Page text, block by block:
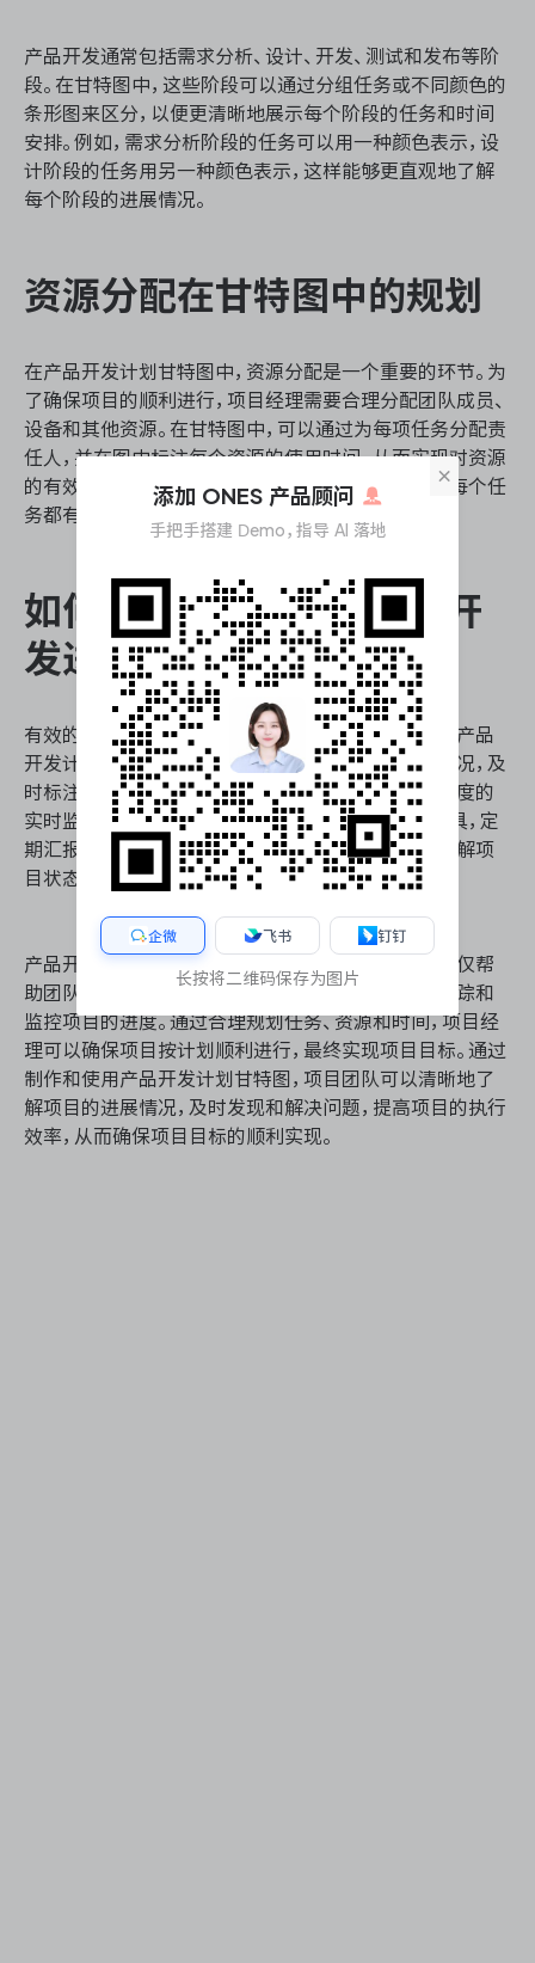
产品开发通常包括需求分析、设计、开发、测试和发布等阶
段。在甘特图中，这些阶段可以通过分组任务或不同颜色的
条形图来区分，以便更清晰地展示每个阶段的任务和时间
安排。例如，需求分析阶段的任务可以用一种颜色表示，设
计阶段的任务用另一种颜色表示，这样能够更直观地了解
每个阶段的进展情况。
资源分配在甘特图中的规划
在产品开发计划甘特图中，资源分配是一个重要的环节。为
了确保项目的顺利进行，项目经理需要合理分配团队成员、
设备和其他资源。在甘特图中，可以通过为每项任务分配责
任人，并在图中标注每个资源的使用时间，从而实现对资源
的有效管理。这样不仅可以避免资源冲突，还能确保每个任
务都有足够的资源支持。
如何有效跟踪与监控产品开
发进度
有效的跟踪与监控是确保项目按计划进行的关键。在产品
开发计划甘特图中，可以通过定期更新任务的进展情况，及
时标注完成的任务和延误的任务，从而实现对项目进度的
实时监控。此外，可以使用进度报告和会议记录等工具，定
期汇报和讨论项目的进展情况，确保团队成员及时了解项
目状态，并根据需要调整计划。
产品开发计划甘特图是项目管理中的重要工具，它不仅帮
助团队成员了解各自的任务和时间安排，还能有效跟踪和
监控项目的进度。通过合理规划任务、资源和时间，项目经
理可以确保项目按计划顺利进行，最终实现项目目标。通过
制作和使用产品开发计划甘特图，项目团队可以清晰地了
解项目的进展情况，及时发现和解决问题，提高项目的执行
效率，从而确保项目目标的顺利实现。
×
添加 ONES 产品顾问
手把手搭建 Demo，指导 AI 落地
企微 飞书 钉钉
长按将二维码保存为图片